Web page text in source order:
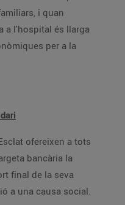
i quan
a l'hospital és llarga
ofereixen a tots
la seva
a una causa social.